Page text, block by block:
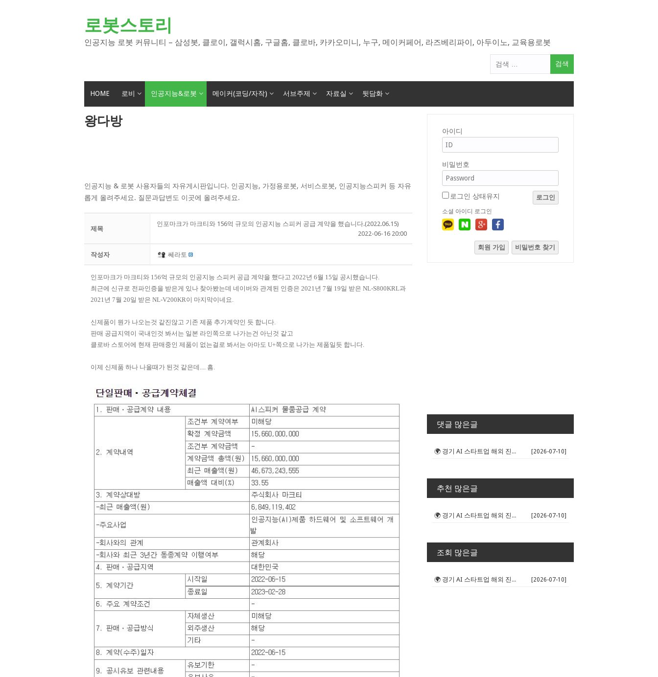
로봇스토리
인공지능 로봇 커뮤니티 – 삼성봇, 클로이, 갤럭시홈, 구글홈, 클로바, 카카오미니, 누구, 메이커페어, 라즈베리파이, 아두이노, 교육용로봇
색
HOME 로비 인공지능&로봇 메이커(코딩/자작) 서브주제 자료실 뒷담화
왕다방
인공지능 & 로봇 사용자들의 자유게시판입니다. 인공지능, 가정용로봇, 서비스로봇, 인공지능스피커 등 자유
롭게 올려주세요. 질문과답변도 이곳에 올려주세요.
제목
인포마크가 마크티와 156억 규모의 인공지능 스피커 공급 계약을 했습니다.(2022.06.15)
2022-06-16 20:00
작성자 쎄라토
인포마크가 마크티와 156억 규모의 인공지능 스피커 공급 계약을 했다고 2022년 6월 15일 공시했습니다.
​최근에 신규로 전파인증을 받은게 있나 찾아봤는데 네이버와 관계된 인증은 2021년 7월 19일 받은 NL-S800KRL과
2021년 7월 20일 받은 NL-V200KR이 마지막이네요.
신제품이 뭔가 나오는것 같진않고 기존 제품 추가계약인 듯 합니다.
판매 공급지역이 국내인것 봐서는 일본 라인쪽으로 나가는건 아닌것 같고
클로바 스토어에 현재 판매중인 제품이 없는걸로 봐서는 아마도 U+쪽으로 나가는 제품일듯 합니다.
이제 신제품 하나 나올때가 된것 같은데.... 흠.
아이디
비밀번호
로그인 상태유지 로그인
소셜 아이디 로그인
회원 가입 비밀번호 찾기
댓글 많은글
🌍 경기 AI 스타트업 해외 진출 판... [2026-07-10]
추천 많은글
🌍 경기 AI 스타트업 해외 진출 판... [2026-07-10]
조회 많은글
🌍 경기 AI 스타트업 해외 진출 판... [2026-07-10]